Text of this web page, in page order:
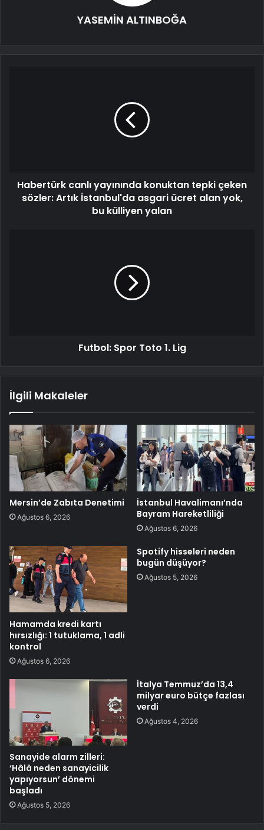
YASEMİN ALTINBOĞA
Habertürk canlı yayınında konuktan tepki çeken
sözler: Artık İstanbul'da asgari ücret alan yok,
bu külliyen yalan
Futbol: Spor Toto 1. Lig
İlgili Makaleler
Mersin’de Zabıta Denetimi
Ağustos 6, 2026
İstanbul Havalimanı’nda
Bayram Hareketliliği
Ağustos 6, 2026
Hamamda kredi kartı
hırsızlığı: 1 tutuklama, 1 adli
kontrol
Ağustos 6, 2026
Spotify hisseleri neden
bugün düşüyor?
Ağustos 5, 2026
Sanayide alarm zilleri:
‘Hâlâ neden sanayicilik
yapıyorsun’ dönemi
başladı
Ağustos 5, 2026
İtalya Temmuz’da 13,4
milyar euro bütçe fazlası
verdi
Ağustos 4, 2026